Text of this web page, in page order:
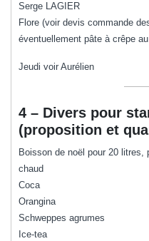
Serge LAGIER
Flore (voir devis commande
éventuellement pâte à crêpe
Jeudi voir Aurélien
4 – Divers pour
(proposition et
Boisson de noël pour 20 litres,
chaud
Coca
Orangina
Schweppes agrumes
Ice-tea